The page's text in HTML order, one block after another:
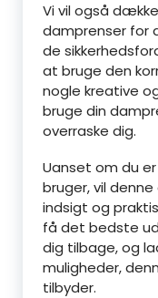
Vi vil også
damprenser for
de
at bruge den
nogle kreative
bruge din
overraske dig.
Uanset om du
bruger, vil
indsigt og
få det bedste
dig tilbage, og
muligheder,
tilbyder.